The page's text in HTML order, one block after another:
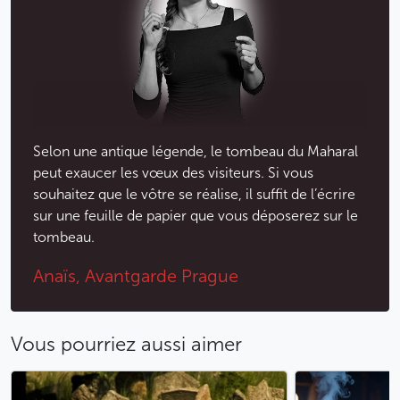
l’érudit humaniste David Gans, à la fois historien,
mathématicien et astronome (mort en 1613)
l’érudit et historien Joseph Solomon Delmedigo
(mort en 1655)
manuscrits et ouvrages juifs anciens (mort en
1736)
L’Ancien cimetière juif fait partie du Musée juif de
Prague, accessible par un billet groupé avec les
différentes synagogues du quartier y compris la
entre laSynagogue Klausenet laSalle de cérémonie
Pour découvrir avec un guide francophone
Selon une antique légende, le tombeau du Maharal
peut exaucer les vœux des visiteurs. Si vous
souhaitez que le vôtre se réalise, il suffit de l’écrire
sur une feuille de papier que vous déposerez sur le
tombeau.
Anaïs, Avantgarde Prague
Vous pourriez aussi aimer